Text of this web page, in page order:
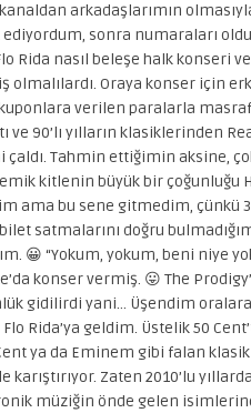
arkadaşlarımın
ediyordum, sonra numaraları
Rida nasıl beleşe halk konseri
Oraya konser için
verilen paralarla
90’lı yılların klasiklerinden
Tahmin ettiğimin aksine,
kitlenin büyük bir çoğunluğu
ama bu sene gitmedim,
satmalarını doğru
😀 “Yokum, yokum, beni niye
konser vermiş. 😛 The
gidilirdi yani… Üşendim
Rida’ya geldim. Üstelik 50
ya da Eminem gibi falan klasik
Zaten 2010’lu
müziğin önde gelen